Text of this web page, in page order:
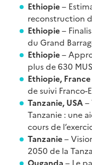
Ethiopie–
reconstruction
Ethiopie–
du Grand
Ethiopie–
plus de 630
Ethiopie, France
de suivi Franco-
Tanzanie, USA–
Tanzanie : une
cours de
Tanzanie–
2050 de la
Ouganda – Le